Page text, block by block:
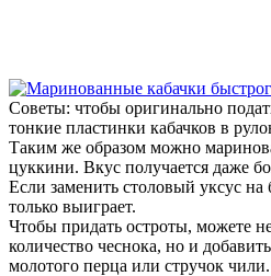
Советы: чтобы оригинально
тонкие пластинки кабачков в
Таким же образом можно
цуккини. Вкус получается даже
Если заменить столовый уксус
только выиграет.
Чтобы придать остроты, можете
количество чеснока, но и
молотого перца или стручок чили.